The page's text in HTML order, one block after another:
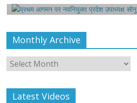
Monthly Archive
Monthly
Archive
Latest Videos